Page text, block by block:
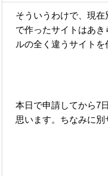
そういうわけで、現
で作ったサイトはあ
ルの全く違うサイトを
本日で申請してから7
思います。ちなみに別